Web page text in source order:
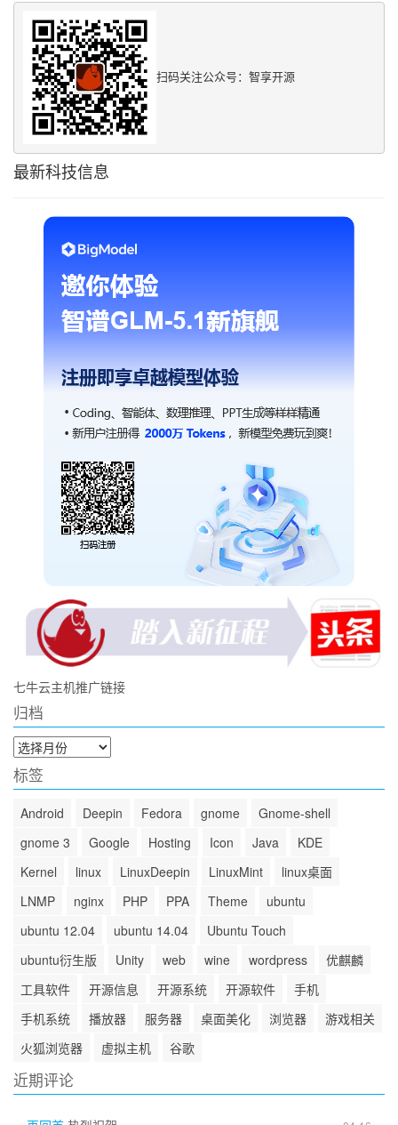
扫码关注公众号：智享开源
最新科技信息
七牛云主机推广链接
归档
归
档
标签
Android Deepin Fedora gnome
Gnome-shell
gnome 3
Google Hosting Icon Java
KDE
Kernel
linux LinuxDeepin LinuxMint
linux桌面
LNMP
nginx PHP PPA Theme
ubuntu
ubuntu 12.04
ubuntu 14.04
Ubuntu Touch
ubuntu衍生版
Unity web wine wordpress
优麒麟
工具软件
开源信息 开源系统 开源软件
手机
手机系统
播放器 服务器 桌面美化 浏览器
游戏相关
火狐浏览器
虚拟主机 谷歌
近期评论